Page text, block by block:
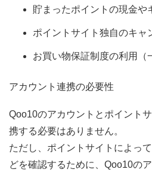
貯まったポイントの現金や
ポイントサイト独自のキャ
お買い物保証制度の利用（
アカウント連携の必要性
Qoo10のアカウントとポイント
携する必要はありません。
ただし、ポイントサイトによっ
どを確認するために、Qoo10の